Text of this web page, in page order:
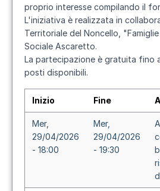
proprio interesse compilando il
L'iniziativa è realizzata in
Territoriale del Noncello,
Sociale Ascaretto.
La partecipazione è gratuita fino
posti disponibili.
Inizio Fine
Mer,
29/04/2026
- 18:00
Mer,
29/04/2026
- 19:30